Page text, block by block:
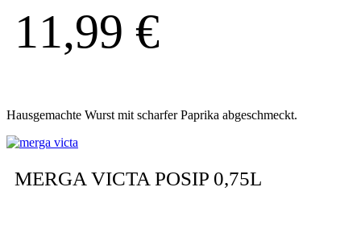
11,99 €
Hausgemachte Wurst mit scharfer Paprika abgeschmeckt.
MERGA VICTA POSIP 0,75L